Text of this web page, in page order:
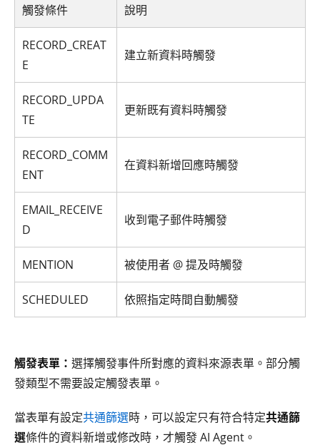
觸發條件 說明
RECORD_CREAT
E
建立新資料時觸發
RECORD_UPDA
TE
更新既有資料時觸發
RECORD_COMM
ENT
在資料新增回應時觸發
EMAIL_RECEIVE
D
收到電子郵件時觸發
MENTION 被使用者 @ 提及時觸發
SCHEDULED 依照指定時間自動觸發
觸發表單： 選擇觸發事件所對應的資料來源表單。部分觸
發類型不需要設定觸發表單。
當表單有設定共通篩選時，可以設定只有符合特定共通篩
選條件的資料新增或修改時，才觸發 AI Agent。